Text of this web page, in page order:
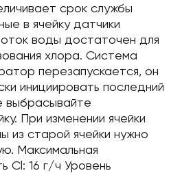
срок службы
в ячейку датчики
воды достаточен для
хлора. Система
перезапускается, он
инициировать последний
выбрасывайте
При изменении ячейки
из старой ячейки нужно
Максимальная
Cl: 16 г/ч Уровень